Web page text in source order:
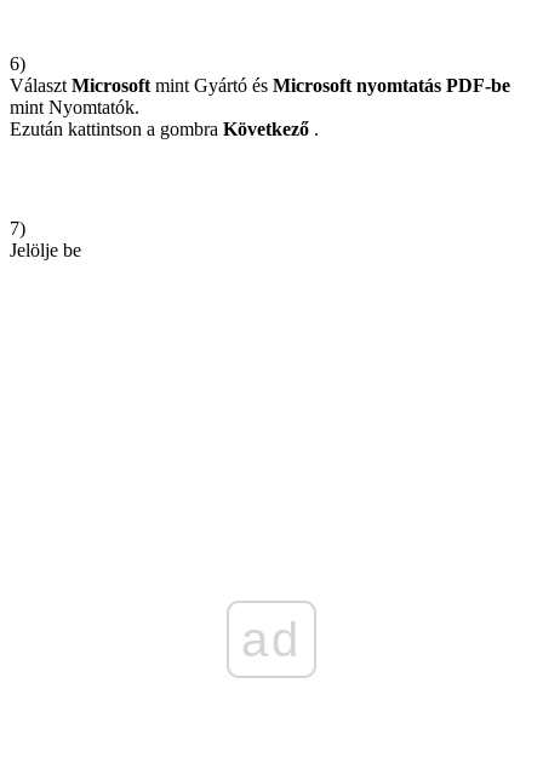
6)
Választ Microsoft mint Gyártó és Microsoft nyomtatás PDF-be
mint Nyomtatók.
Ezután kattintson a gombra Következő .
7)
Jelölje be
ad